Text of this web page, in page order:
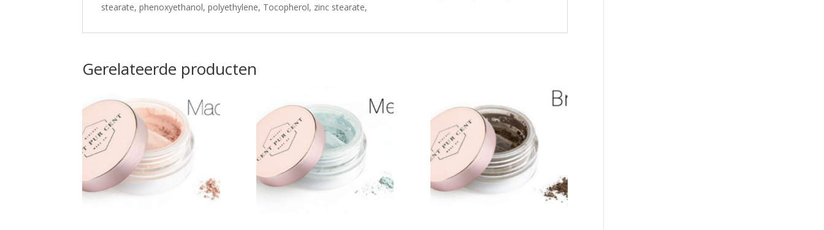
stearate, phenoxyethanol, polyethylene, Tocopherol, zinc stearate,
Gerelateerde producten